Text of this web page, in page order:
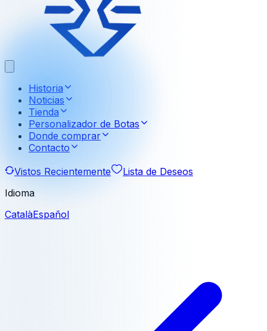
Historia
Noticias
Tienda
Personalizador de Botas
Donde comprar
Contacto
Vistos Recientemente
Lista de Deseos
Idioma
CatalàEspañol